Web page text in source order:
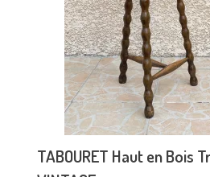
TABOURET Haut en Bois